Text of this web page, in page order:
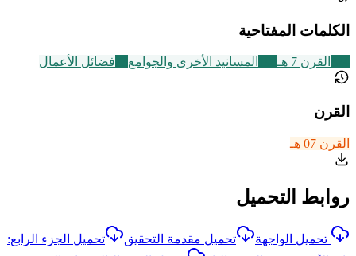
الكلمات المفتاحية
القرن 7 هـ المسانيد الأخرى والجوامع فضائل الأعمال
القرن
القرن 07 هـ
روابط التحميل
تحميل الواجهة تحميل مقدمة التحقيق
تحميل الجزء الرابع: